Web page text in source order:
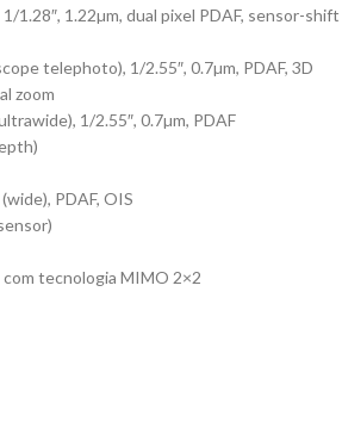
1.28″, 1.22µm, dual pixel PDAF, sensor-shift
telephoto), 1/2.55″, 0.7µm, PDAF, 3D
zoom
1/2.55″, 0.7µm, PDAF
PDAF, OIS
com tecnologia MIMO 2×2